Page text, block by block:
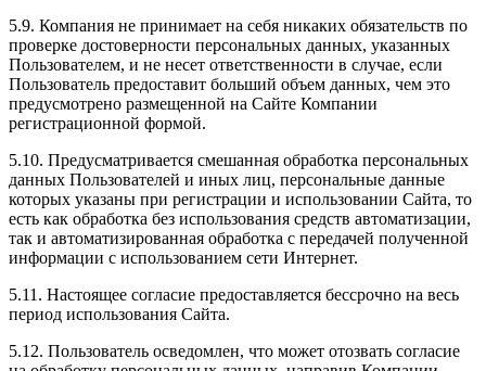
5.9. Компания не принимает на себя никаких обязательств по
проверке достоверности персональных данных, указанных
Пользователем, и не несет ответственности в случае, если
Пользователь предоставит больший объем данных, чем это
предусмотрено размещенной на Сайте Компании
регистрационной формой.
5.10. Предусматривается смешанная обработка персональных
данных Пользователей и иных лиц, персональные данные
которых указаны при регистрации и использовании Сайта, то
есть как обработка без использования средств автоматизации,
так и автоматизированная обработка с передачей полученной
информации с использованием сети Интернет.
5.11. Настоящее согласие предоставляется бессрочно на весь
период использования Сайта.
5.12. Пользователь осведомлен, что может отозвать согласие